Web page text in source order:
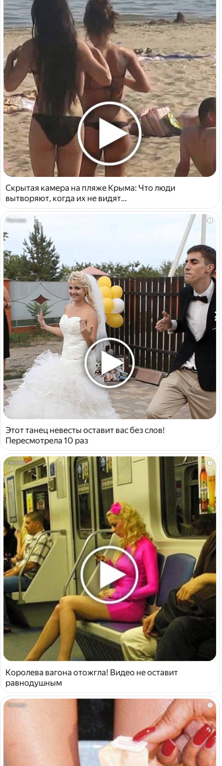
Скрытая камера на пляже Крыма: Что люди
вытворяют, когда их не видят...
i
Этот танец невесты оставит вас без слов!
Пересмотрела 10 раз
i
Королева вагона отожгла! Видео не оставит
равнодушным
i